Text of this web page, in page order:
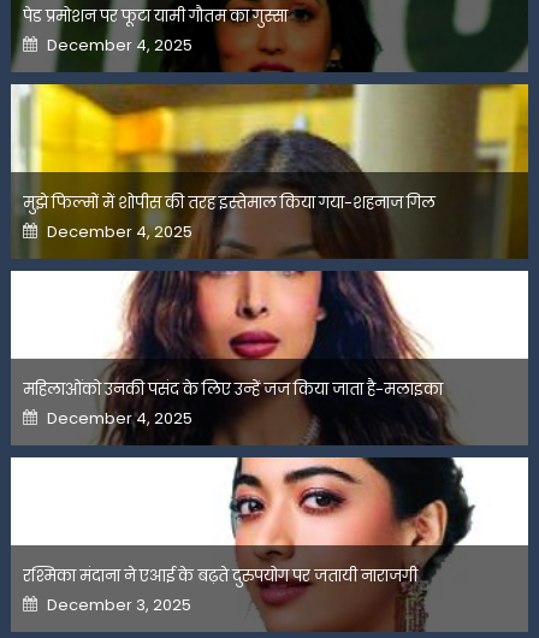
पेड प्रमोशन पर फूटा यामी गौतम का गुस्सा
Posted
on
December 4, 2025
मुझे फिल्मों में शोपीस की तरह इस्तेमाल किया गया-शहनाज गिल
Posted
on
December 4, 2025
महिलाओंको उनकी पसंद के लिए उन्हें जज किया जाता है-मलाइका
Posted
on
December 4, 2025
रश्मिका मंदाना ने एआई के बढ़ते दुरुपयोग पर जतायी नाराजगी
Posted
on
December 3, 2025